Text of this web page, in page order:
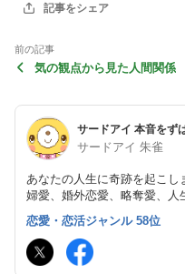
記事をシェア
前の記事
気の観点から見た人間関係
サードアイ 朱雀
あなたの人生に奇跡を起こします！ 復縁復活、恋愛、
婦愛、婚外恋愛、略奪愛、人生
（私一人で）を超える実績の
率！を誇ります。真言密教
視･霊感鑑定
恋愛・恋活ジャンル 58位